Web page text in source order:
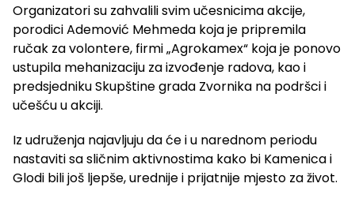
Organizatori su zahvalili svim učesnicima akcije,
porodici Ademović Mehmeda koja je pripremila
ručak za volontere, firmi „Agrokamex“ koja je ponovo
ustupila mehanizaciju za izvođenje radova, kao i
predsjedniku Skupštine grada Zvornika na podršci i
učešću u akciji.
Iz udruženja najavljuju da će i u narednom periodu
nastaviti sa sličnim aktivnostima kako bi Kamenica i
Glodi bili još ljepše, urednije i prijatnije mjesto za život.